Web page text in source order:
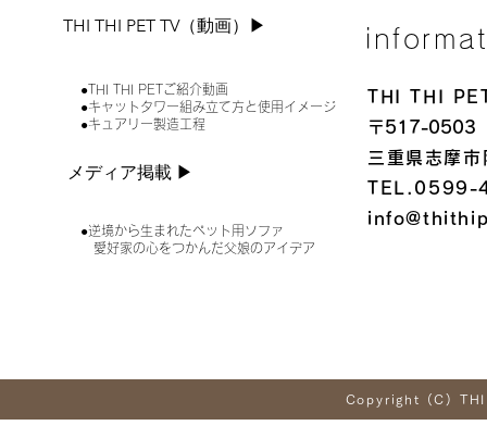
THI THI PET TV（動画）▶︎
●THI THI PETご紹介動画
●キャットタワー組み立て方と使用イメージ
●キュアリー製造工程
メディア掲載 ▶︎
●逆境から生まれたペット用ソファ
愛好家の心をつかんだ父娘のアイデア
THI THI
〒517-0503
三重県志摩
TEL.0599-
Copyright (C)